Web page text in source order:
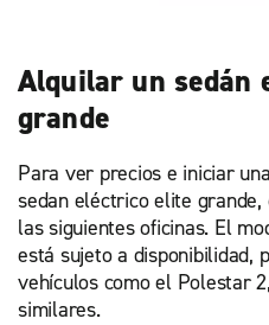
Alquilar un sedán
grande
Para ver precios e iniciar
sedan eléctrico elite grande,
las siguientes oficinas. El
está sujeto a disponibilidad,
vehículos como el Polestar
similares.